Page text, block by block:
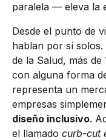
paralela — eleva la
Desde el punto de
hablan por sí
de la Salud, más
con alguna forma
representa un
empresas
diseño inclusivo.
el llamado curb-cut